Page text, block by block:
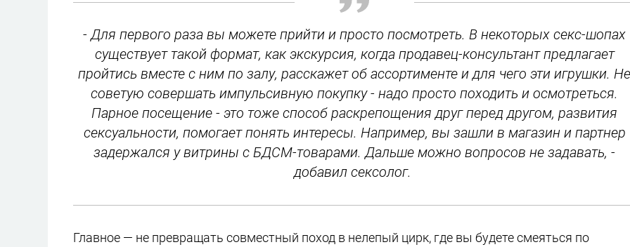
- Для первого раза вы можете прийти и просто посмотреть. В некоторых секс-шопах
существует такой формат, как экскурсия, когда продавец-консультант предлагает
пройтись вместе с ним по залу, расскажет об ассортименте и для чего эти игрушки. Не
советую совершать импульсивную покупку - надо просто походить и осмотреться.
Парное посещение - это тоже способ раскрепощения друг перед другом, развития
сексуальности, помогает понять интересы. Например, вы зашли в магазин и партнер
задержался у витрины с БДСМ-товарами. Дальше можно вопросов не задавать, -
добавил сексолог.
Главное — не превращать совместный поход в нелепый цирк, где вы будете смеяться по